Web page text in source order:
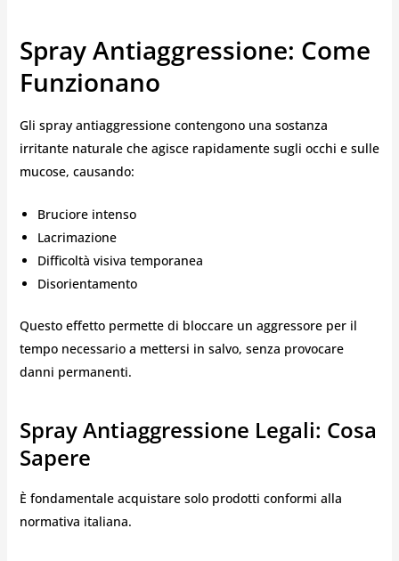
Spray Antiaggressione: Come
Funzionano
Gli spray antiaggressione contengono una sostanza
irritante naturale che agisce rapidamente sugli occhi e sulle
mucose, causando:
Bruciore intenso
Lacrimazione
Difficoltà visiva temporanea
Disorientamento
Questo effetto permette di bloccare un aggressore per il
tempo necessario a mettersi in salvo, senza provocare
danni permanenti.
Spray Antiaggressione Legali: Cosa
Sapere
È fondamentale acquistare solo prodotti conformi alla
normativa italiana.